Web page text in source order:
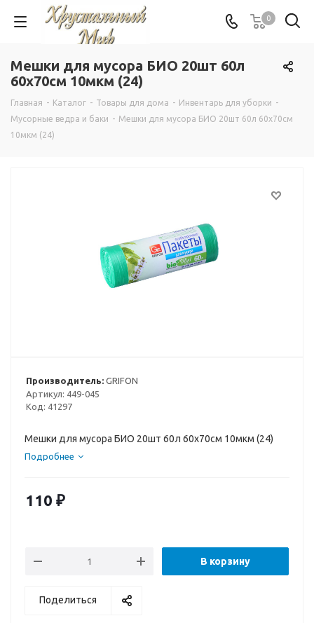
0
Мешки для мусора БИО 20шт 60л
60х70см 10мкм (24)
Главная - Каталог - Товары для дома - Инвентарь для уборки -
Мусорные ведра и баки - Мешки для мусора БИО 20шт 60л 60х70см
10мкм (24)
Производитель: GRIFON
Артикул: 449-045
Код: 41297
Мешки для мусора БИО 20шт 60л 60х70см 10мкм (24)
Подробнее
110 ₽
В корзину
Поделиться